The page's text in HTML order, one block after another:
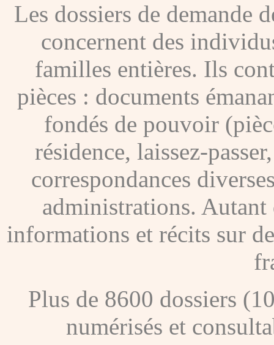
Les dossiers de demande
concernent des
familles entières. Ils
pièces : documents
fondés de pouvoir
résidence, laissez-
correspondances
administrations. Autant
informations et récits sur
Plus de 8600 dossiers
numérisés et